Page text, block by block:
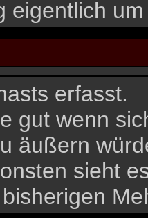
eigentlich
erfasst.
gut wenn
äußern
sieht